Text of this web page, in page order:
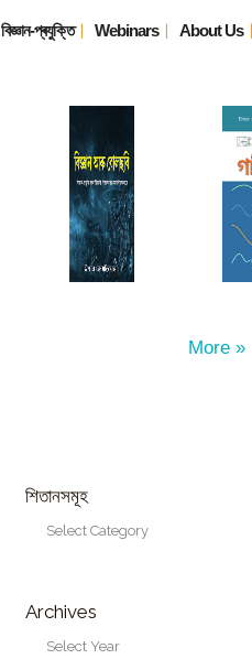
বিজ্ঞান-প্ৰযুক্তি Webinars About Us
More »
শিতানসমূহ
Archives